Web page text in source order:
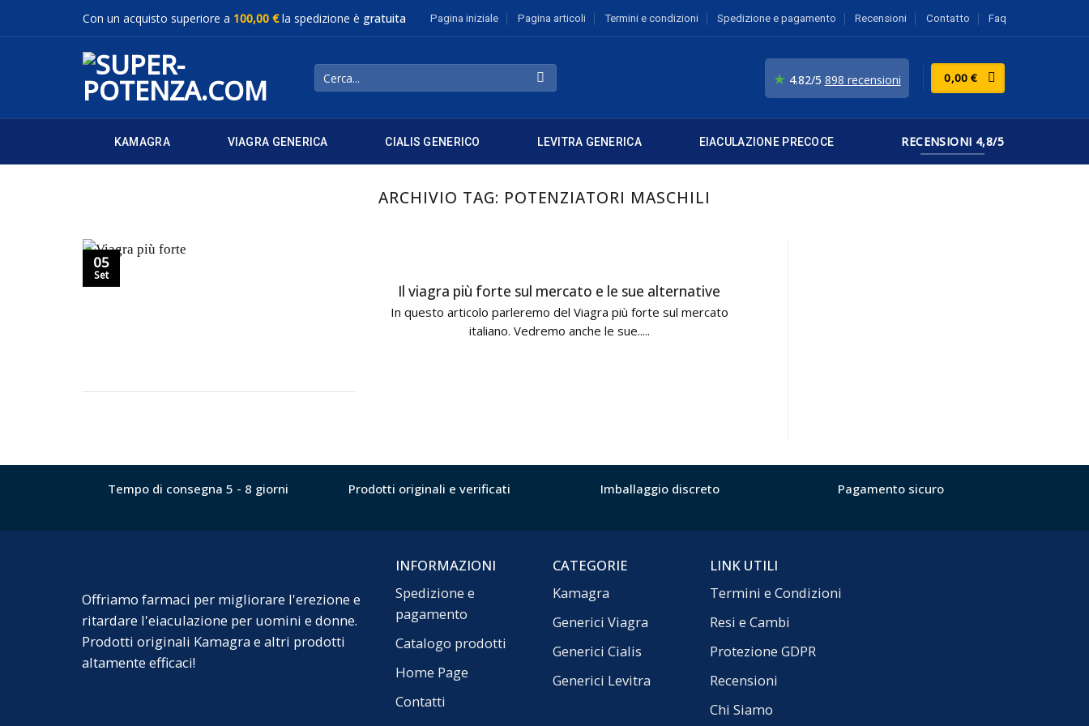
Con un acquisto superiore a 100,00 €la spedizione è gratuita Pagina iniziale Pagina articoli Termini e condizioni Spedizione e pagamento Recensioni Contatto Faq
Cerca: ★ 4.82/5 898 recensioni 0,00€
KAMAGRA VIAGRA GENERICA CIALIS GENERICO LEVITRA GENERICA EIACULAZIONE PRECOCE RECENSIONI 4,8/5
ARCHIVIO TAG: POTENZIATORI MASCHILI
Il viagra più forte sul mercato e le sue alternative
In questo articolo parleremo del Viagra più forte sul mercato
italiano. Vedremo anche le sue.....
05
Set
Tempo di consegna 5 - 8 giorni Prodotti originali e verificati Imballaggio discreto Pagamento sicuro
Offriamo farmaci per migliorare l'erezione e
ritardare l'eiaculazione per uomini e donne.
Prodotti originali Kamagra e altri prodotti
altamente efficaci!
INFORMAZIONI
Spedizione e
pagamento
Catalogo prodotti
Home Page
Contatti
CATEGORIE
Kamagra
Generici Viagra
Generici Cialis
Generici Levitra
LINK UTILI
Termini e Condizioni
Resi e Cambi
Protezione GDPR
Recensioni
Chi Siamo